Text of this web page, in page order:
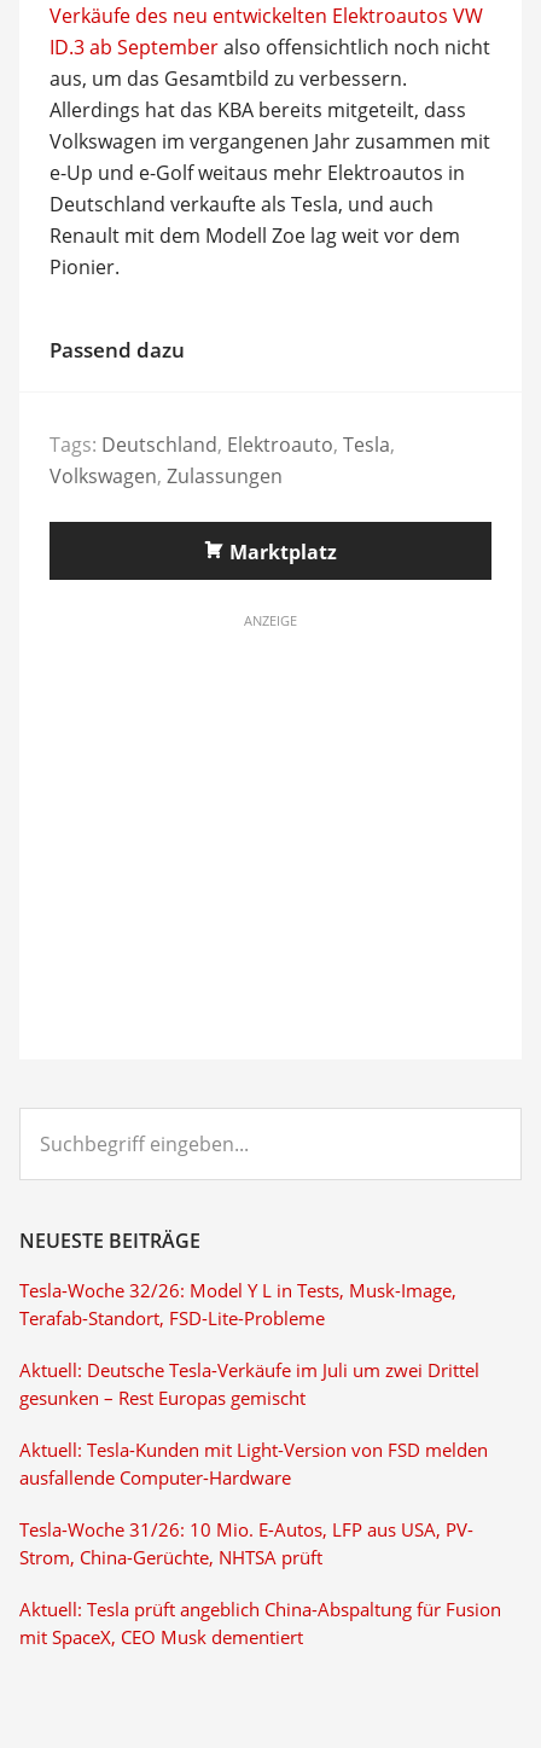
Verkäufe des neu entwickelten Elektroautos VW
ID.3 ab Septemberalso offensichtlich noch nicht
aus, um das Gesamtbild zu verbessern.
Allerdings hat das KBA bereits mitgeteilt, dass
Volkswagen im vergangenen Jahr zusammen mit
e-Up und e-Golf weitaus mehr Elektroautos in
Deutschland verkaufte als Tesla, und auch
Renault mit dem Modell Zoe lag weit vor dem
Pionier.
Passend dazu
Tags: Deutschland, Elektroauto, Tesla,
Volkswagen, Zulassungen
Marktplatz
ANZEIGE
eingeben...
NEUESTE BEITRÄGE
Tesla-Woche 32/26: Model Y L in Tests, Musk-Image,
Terafab-Standort, FSD-Lite-Probleme
Aktuell: Deutsche Tesla-Verkäufe im Juli um zwei Drittel
gesunken – Rest Europas gemischt
Aktuell: Tesla-Kunden mit Light-Version von FSD melden
ausfallende Computer-Hardware
Tesla-Woche 31/26: 10 Mio. E-Autos, LFP aus USA, PV-
Strom, China-Gerüchte, NHTSA prüft
Aktuell: Tesla prüft angeblich China-Abspaltung für Fusion
mit SpaceX, CEO Musk dementiert